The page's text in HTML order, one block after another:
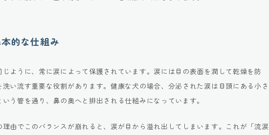
的な仕組み
ように、常に涙によって保護されています。涙には目の表面を潤して乾燥を防
い流す重要な役割があります。健康な犬の場合、分泌された涙は目頭にある小さ
う管を通り、鼻の奥へと排出される仕組みになっています。
由でこのバランスが崩れると、涙が目から溢れ出してしまいます。これが「流涙